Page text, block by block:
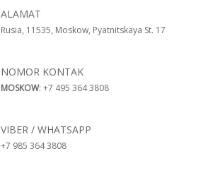
ALAMAT
Rusia, 11535, Moskow, Pyatnitskaya St. 17
NOMOR KONTAK
MOSKOW: +7 495 364 3808
VIBER / WHATSAPP
+7 985 364 3808